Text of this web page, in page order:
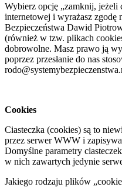
Wybierz opcję „zamknij, jeżeli
internetowej i wyrażasz zgodę
Bezpieczeństwa Dawid
(również w tzw. plikach
dobrowolne. Masz prawo ją
poprzez przesłanie do nas
Cookies
Ciasteczka (cookies) są to
przez serwer WWW i
Domyślne parametry
w nich zawartych jedynie
Jakiego rodzaju plików